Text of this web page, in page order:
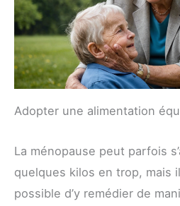
Adopter une alimentation
La ménopause peut parfois
quelques kilos en trop, mais
possible d’y remédier de